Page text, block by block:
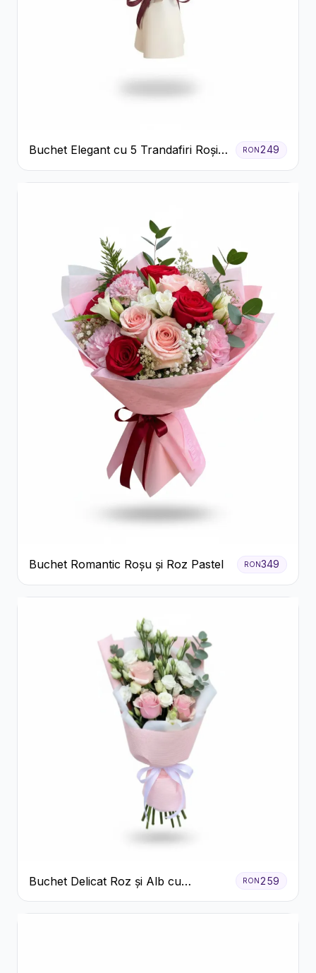
Buchet Elegant cu 5 Trandafiri Roșii
și Eucalipt
RON249
Buchet Romantic Roșu și Roz Pastel RON349
Buchet Delicat Roz și Alb cu
Trandafiri și Lisianthus
RON 259